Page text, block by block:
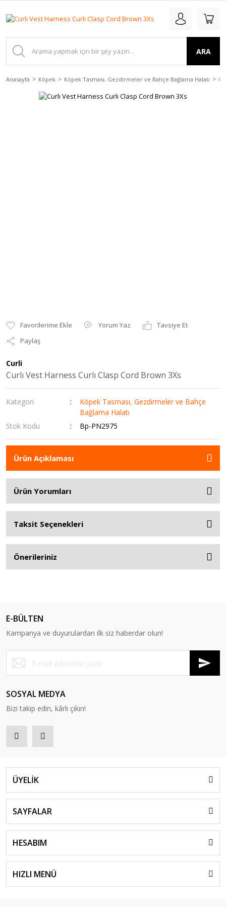
ARA
Anasayfa Köpek Köpek Tasması, Gezdirmeler ve Bahçe Bağlama Halatı
Yorum Yaz
Tavsiye Et
Paylaş
Curli
Curlı Vest Harness Curlı Clasp Cord Brown 3Xs
Kategori
Köpek Tasması, Gezdirmeler ve Bahçe
Bağlama Halatı
Stok Kodu
Bp-PN2975
Ürün Açıklaması
Ürün Yorumları
Taksit Seçenekleri
Önerileriniz
E-BÜLTEN
Kampanya ve duyurulardan ilk siz haberdar olun!
SOSYAL MEDYA
Bizi takip edin, kârlı çıkın!
ÜYELİK
SAYFALAR
HESABIM
HIZLI MENÜ